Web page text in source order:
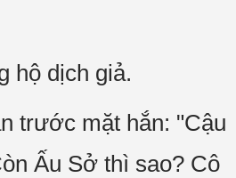
hộ dịch giả.
trước mặt hắn: "Cậu
Ấu Sở thì sao? Cô